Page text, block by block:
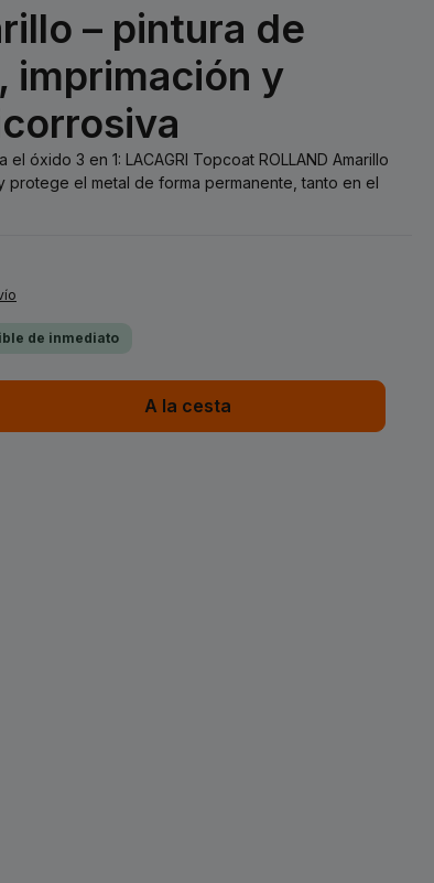
– pintura de
imprimación y
óxido 3 en 1: LACAGRI Topcoat ROLLAND Amarillo
el metal de forma permanente, tanto en el
de inmediato
introduce la cantidad deseada
A la cesta